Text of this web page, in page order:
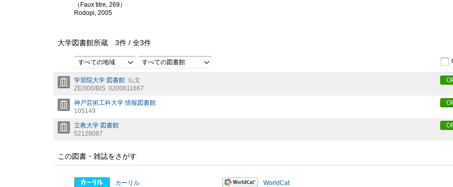
（Faux titre, 269）
Rodopi, 2005
大学図書館所蔵 3件 / 全3件
すべての地域 すべての図書館
学習院大学 図書館 仏文
ZE/300/BIS 0200611667
神戸芸術工科大学 情報図書館
105149
立教大学 図書館
52128087
この図書・雑誌をさがす
カーリル WorldCat